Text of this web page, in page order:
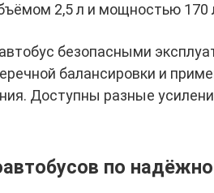
2,5 л и мощностью 170
безопасными
балансировки и
Доступны разные
по